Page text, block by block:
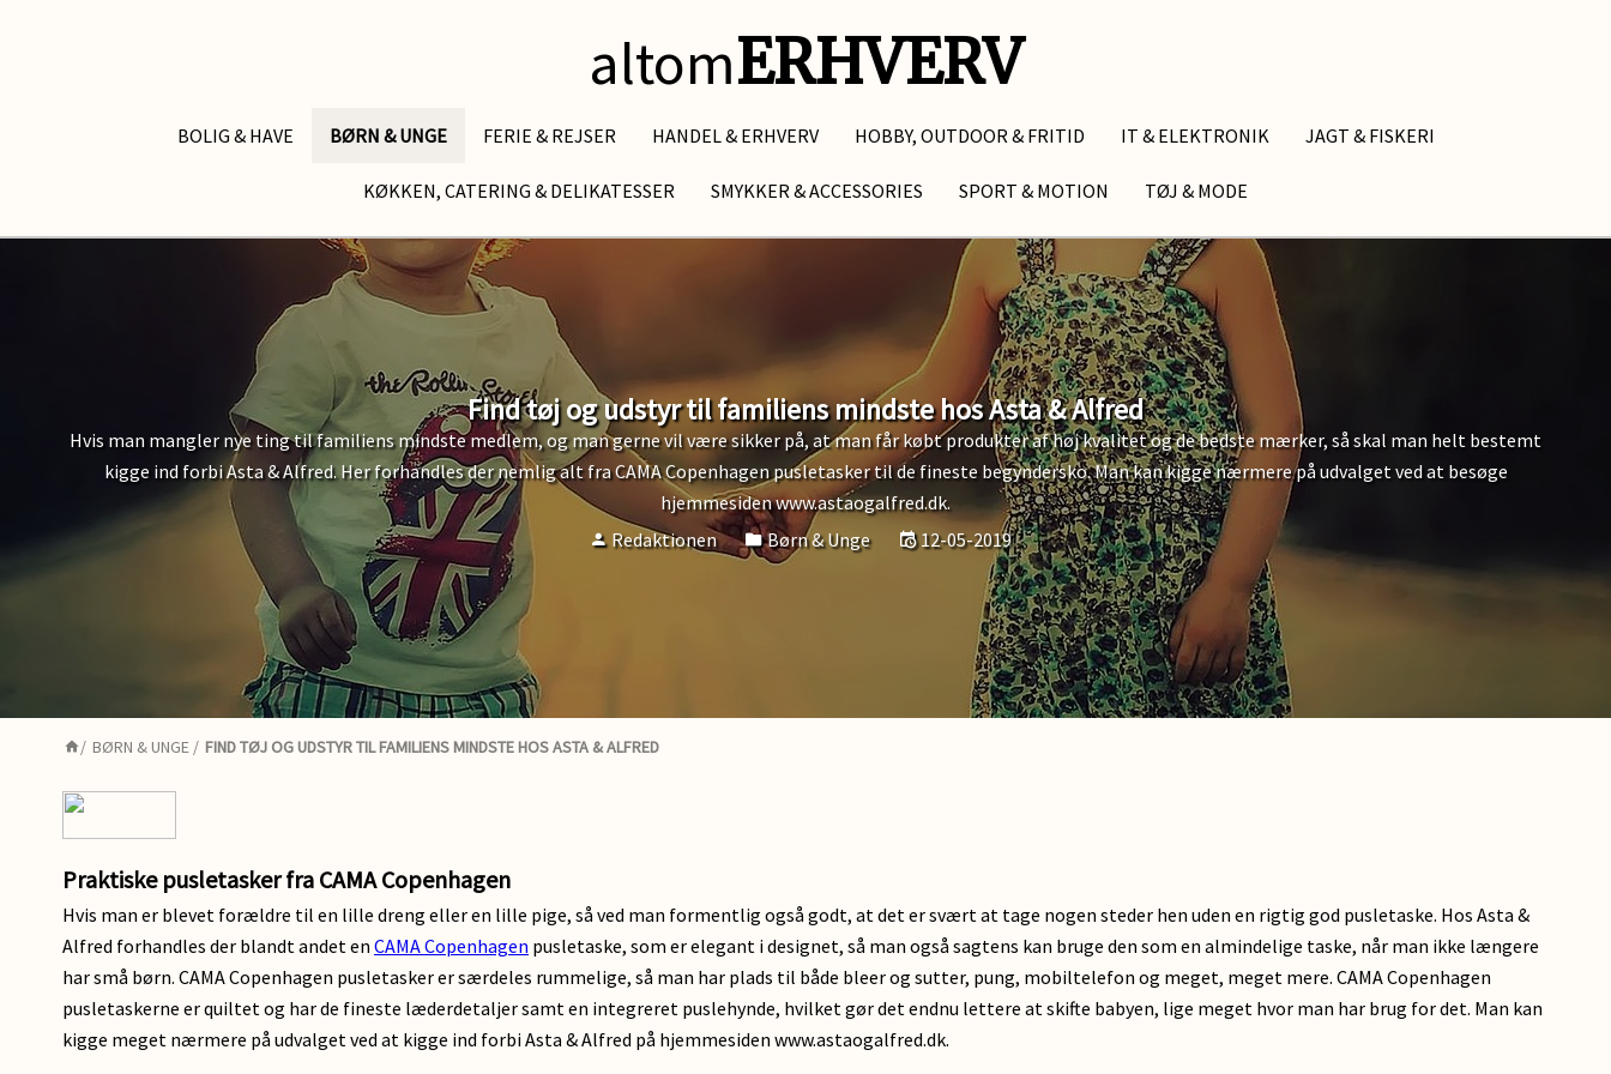
altomERHVERV
BOLIG & HAVE BØRN & UNGE FERIE & REJSER HANDEL & ERHVERV HOBBY, OUTDOOR & FRITID IT & ELEKTRONIK JAGT & FISKERI
KØKKEN, CATERING & DELIKATESSER SMYKKER & ACCESSORIES SPORT & MOTION TØJ & MODE
Find tøj og udstyr til familiens mindste hos Asta & Alfred
Hvis man mangler nye ting til familiens mindste medlem, og man gerne vil være sikker på, at man får købt produkter af høj kvalitet og de bedste mærker, så skal man helt bestemt
kigge ind forbi Asta & Alfred. Her forhandles der nemlig alt fra CAMA Copenhagen pusletasker til de fineste begyndersko. Man kan kigge nærmere på udvalget ved at besøge
hjemmesiden www.astaogalfred.dk.
Redaktionen
Børn & Unge 12-05-2019
/ BØRN & UNGE / FIND TØJ OG UDSTYR TIL FAMILIENS MINDSTE HOS ASTA & ALFRED
Praktiske pusletasker fra CAMA Copenhagen
Hvis man er blevet forældre til en lille dreng eller en lille pige, så ved man formentlig også godt, at det er svært at tage nogen steder hen uden en rigtig god pusletaske. Hos Asta &
Alfred forhandles der blandt andet en CAMA Copenhagen pusletaske, som er elegant i designet, så man også sagtens kan bruge den som en almindelige taske, når man ikke længere
har små børn. CAMA Copenhagen pusletasker er særdeles rummelige, så man har plads til både bleer og sutter, pung, mobiltelefon og meget, meget mere. CAMA Copenhagen
pusletaskerne er quiltet og har de fineste læderdetaljer samt en integreret puslehynde, hvilket gør det endnu lettere at skifte babyen, lige meget hvor man har brug for det. Man kan
kigge meget nærmere på udvalget ved at kigge ind forbi Asta & Alfred på hjemmesiden www.astaogalfred.dk.